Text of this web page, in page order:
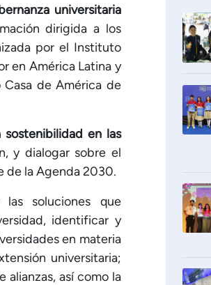
universitaria
dirigida a los
por el Instituto
en América Latina y
de América de
sostenibilidad en las
y dialogar sobre el
de la Agenda 2030.
soluciones que
identificar y
en materia
universitaria;
así como la